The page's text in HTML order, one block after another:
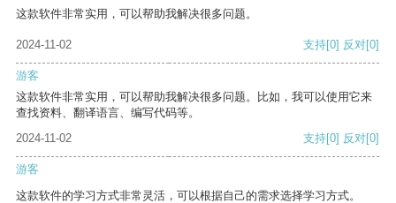
这款软件非常实用，可以帮助我解决很多问题。
2024-11-02 支持[0] 反对[0]
游客
这款软件非常实用，可以帮助我解决很多问题。比如，我可以使用它来
查找资料、翻译语言、编写代码等。
2024-11-02
支持[0] 反对[0]
游客
这款软件的学习方式非常灵活，可以根据自己的需求选择学习方式。